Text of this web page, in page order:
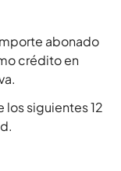
abonado
crédito en
los siguientes 12